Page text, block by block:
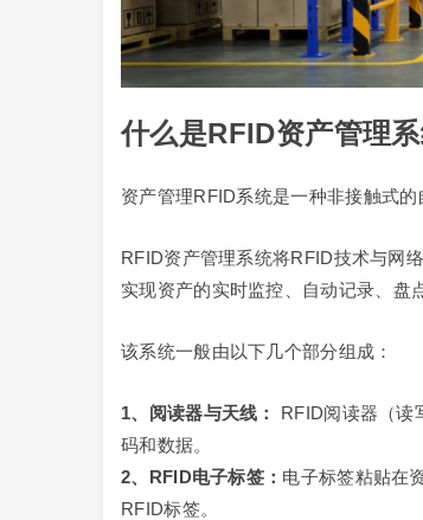
什么是RFID资产管理系
资产管理RFID系统是一种非接触式
RFID资产管理系统将RFID技术与网
实现资产的实时监控、自动记录、盘点
该系统一般由以下几个部分组成：
1、阅读器与天线：
RFID阅读器（读
码和数据。
2、RFID电子标签： 电子标签粘贴在
RFID标签。